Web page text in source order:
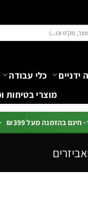
ידניים כלי עבודה
מוצרי בטיחות
בהזמנה מעל ₪399 ·